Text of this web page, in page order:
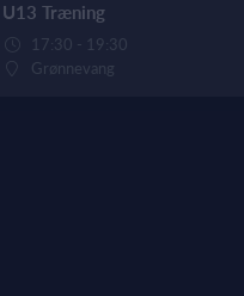
U13 Træning
17:30 - 19:30
Grønnevang